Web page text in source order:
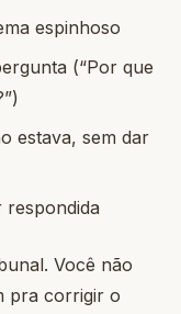
espinhoso
(“Por que
estava, sem dar
respondida
Você não
pra corrigir o